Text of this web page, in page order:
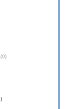
(0)
)